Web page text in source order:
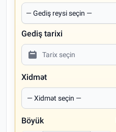
Gediş tarixi
Xidmət
Böyük